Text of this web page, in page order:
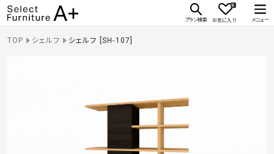
Select Furniture A+
プラン検索 メニュー
0
お気に入り
TOP シェルフ シェルフ [SH-107]